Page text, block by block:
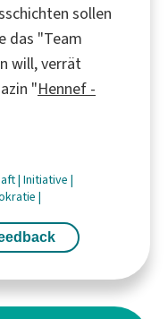
sollen
das "Team
will, verrät
"Hennef -
| Initiative |
|